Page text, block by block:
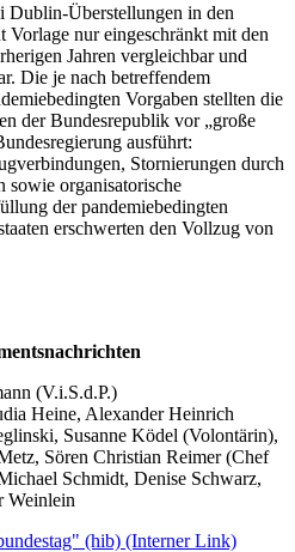
Dublin-Überstellungen in den
Vorlage nur eingeschränkt mit den
Jahren vergleichbar und
Die je nach betreffendem
Vorgaben stellten die
der Bundesrepublik vor „große
ausführt:
Stornierungen durch
sowie organisatorische
der pandemiebedingten
erschwerten den Vollzug von
(V.i.S.d.P.)
Heine, Alexander Heinrich
Susanne Ködel (Volontärin),
Sören Christian Reimer (Chef
Schmidt, Denise Schwarz,
Weinlein
(hib) (Interner Link)